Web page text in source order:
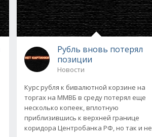
Рубль вновь потерял
позиции
Новости
Курс рубля к бивалютной корзине на
торгах на ММВБ в среду потерял еще
несколько копеек, вплотную
приблизившись к верхней границе
коридора Центробанка РФ, но так и не